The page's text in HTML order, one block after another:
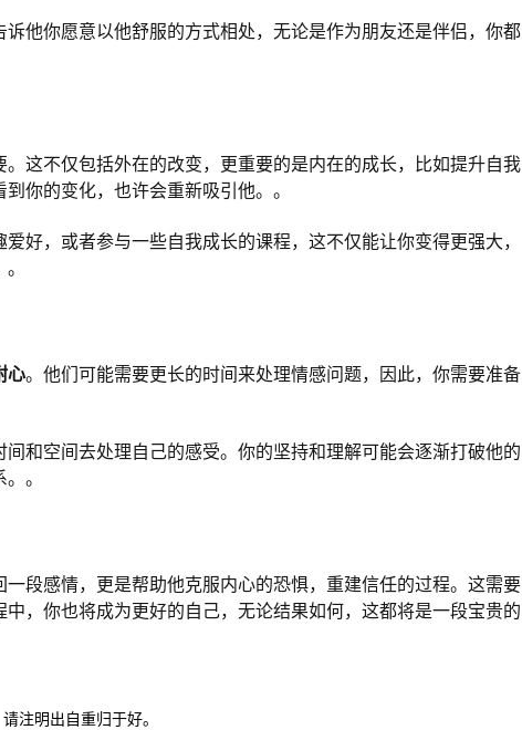
他你愿意以他舒服的方式相处，无论是作为朋友还是伴侣，你都
。这不仅包括外在的改变，更重要的是内在的成长，比如提升自我
你的变化，也许会重新吸引他。。
好，或者参与一些自我成长的课程，这不仅能让你变得更强大，
心。他们可能需要更长的时间来处理情感问题，因此，你需要准备
和空间去处理自己的感受。你的坚持和理解可能会逐渐打破他的
。
段感情，更是帮助他克服内心的恐惧，重建信任的过程。这需要
，你也将成为更好的自己，无论结果如何，这都将是一段宝贵的
注明出自重归于好。